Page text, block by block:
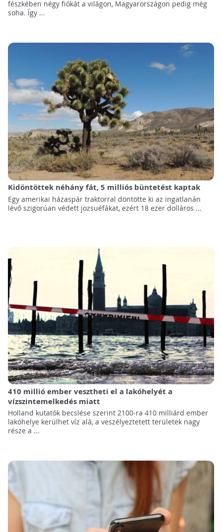
fészkében négy fiókát a világon, Magyarországon pedig még
soha. Így ...
Kidöntöttek néhány fát, 5 milliós büntetést kaptak
Egy amerikai házaspár traktorral döntötte ki az ingatlanán
lévő szigorúan védett jozsuéfákat, ezért 18 ezer dolláros ...
410 millió ember vesztheti el a lakóhelyét a
vízszintemelkedés miatt
Holland kutatók becslése szerint 2100-ra 410 milliárd ember
lakóhelye kerülhet víz alá, a veszélyeztetett területek nagy
része a ...